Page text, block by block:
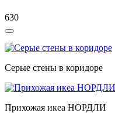
630
Серые стены в коридоре
Прихожая икеа НОРДЛИ